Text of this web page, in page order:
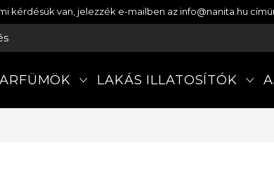
kérdésük van, jelezzék e-mailben az info@nanita.hu
LAKÁS ILLATOSÍTÓK